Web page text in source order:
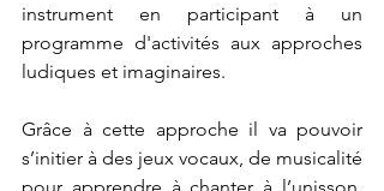
instrument en participant à un
programme d'activités aux approches
ludiques et imaginaires.
Grâce à cette approche il va pouvoir
s’initier à des jeux vocaux, de musicalité